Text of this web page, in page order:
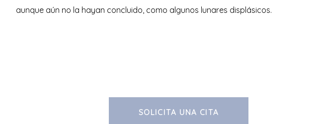
aunque aún no la hayan concluido, como algunos lunares displásicos.
SOLICITA UNA CITA